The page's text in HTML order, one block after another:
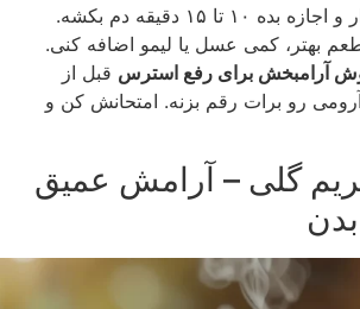
دقیقه دم بکشه.
کمی عسل یا لیمو اضافه کنی.
برای رفع استرسقبل از
برات رقم بزنه. امتحانش کن و
گلی – آرامش عمیق